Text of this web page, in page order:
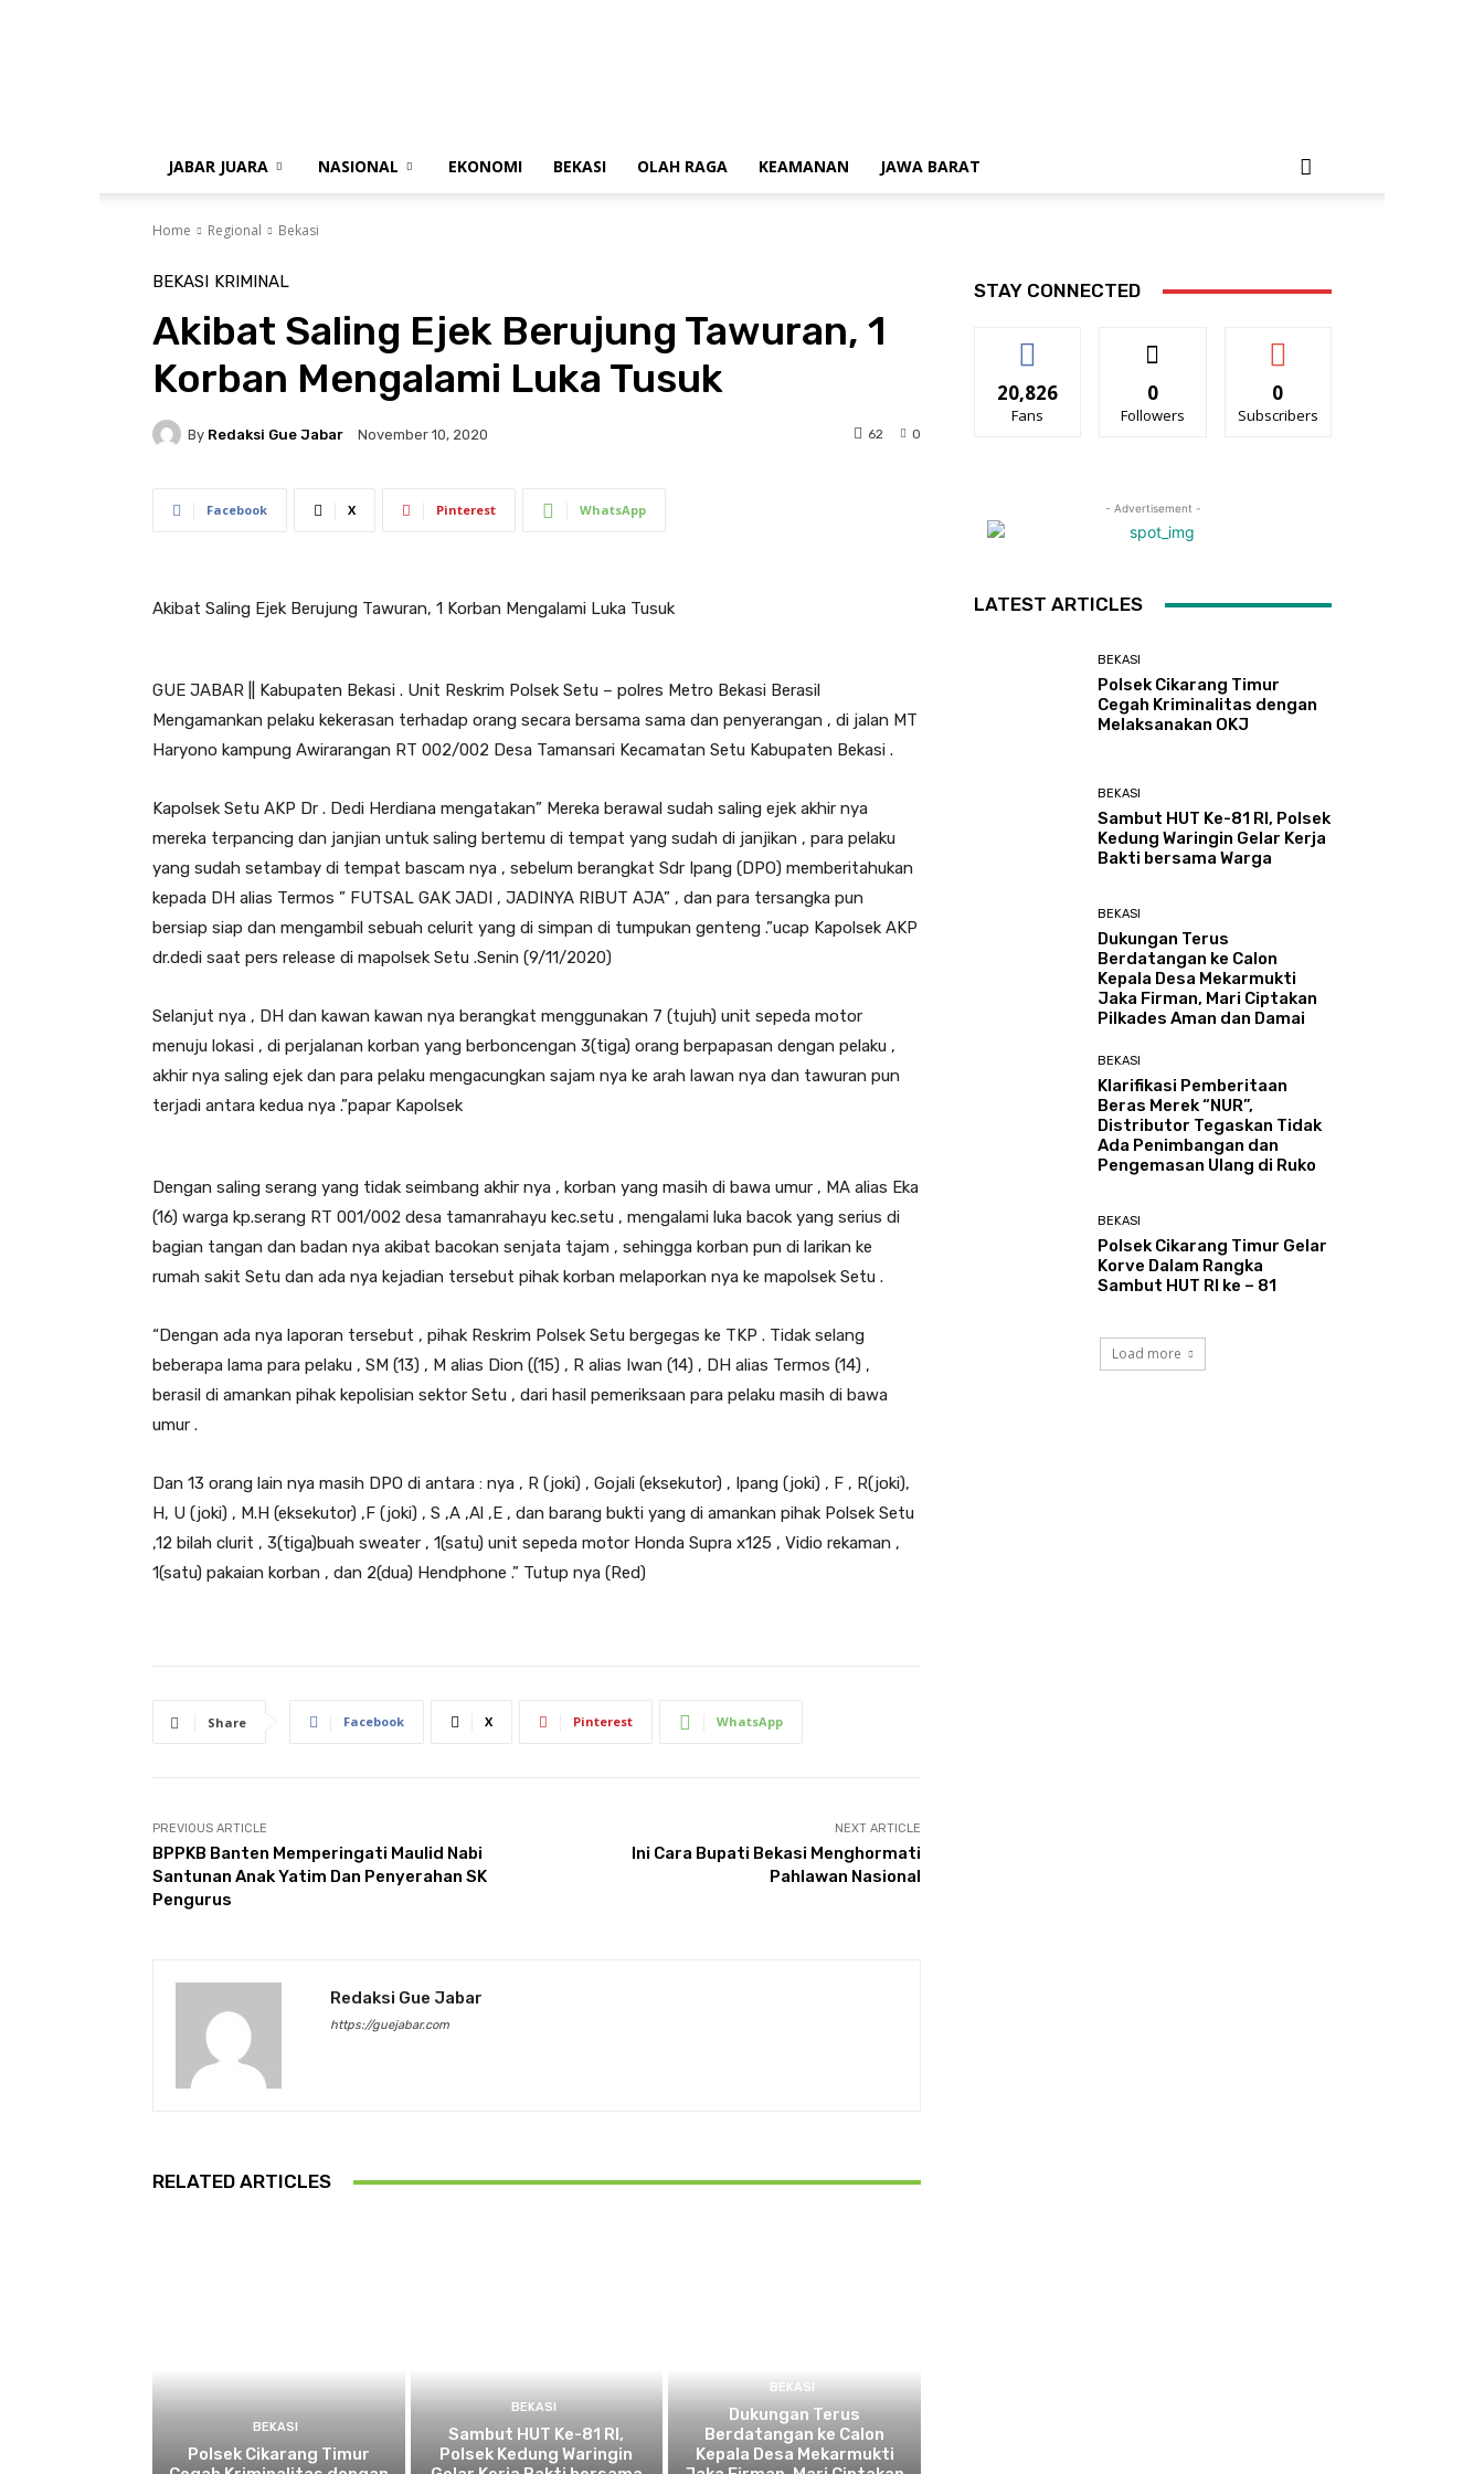
JABAR JUARA NASIONAL EKONOMI BEKASI OLAH RAGA KEAMANAN JAWA BARAT
Home Regional Bekasi
BEKASI KRIMINAL
Akibat Saling Ejek Berujung Tawuran, 1
Korban Mengalami Luka Tusuk
By Redaksi Gue Jabar November 10, 2020 0
62
Facebook X Pinterest WhatsApp
Akibat Saling Ejek Berujung Tawuran, 1 Korban Mengalami Luka Tusuk
GUE JABAR || Kabupaten Bekasi . Unit Reskrim Polsek Setu – polres Metro Bekasi Berasil
Mengamankan pelaku kekerasan terhadap orang secara bersama sama dan penyerangan , di jalan MT
Haryono kampung Awirarangan RT 002/002 Desa Tamansari Kecamatan Setu Kabupaten Bekasi .
Kapolsek Setu AKP Dr . Dedi Herdiana mengatakan” Mereka berawal sudah saling ejek akhir nya
mereka terpancing dan janjian untuk saling bertemu di tempat yang sudah di janjikan , para pelaku
yang sudah setambay di tempat bascam nya , sebelum berangkat Sdr Ipang (DPO) memberitahukan
kepada DH alias Termos ” FUTSAL GAK JADI , JADINYA RIBUT AJA” , dan para tersangka pun
bersiap siap dan mengambil sebuah celurit yang di simpan di tumpukan genteng .”ucap Kapolsek AKP
dr.dedi saat pers release di mapolsek Setu .Senin (9/11/2020)
Selanjut nya , DH dan kawan kawan nya berangkat menggunakan 7 (tujuh) unit sepeda motor
menuju lokasi , di perjalanan korban yang berboncengan 3(tiga) orang berpapasan dengan pelaku ,
akhir nya saling ejek dan para pelaku mengacungkan sajam nya ke arah lawan nya dan tawuran pun
terjadi antara kedua nya .”papar Kapolsek
Dengan saling serang yang tidak seimbang akhir nya , korban yang masih di bawa umur , MA alias Eka
(16) warga kp.serang RT 001/002 desa tamanrahayu kec.setu , mengalami luka bacok yang serius di
bagian tangan dan badan nya akibat bacokan senjata tajam , sehingga korban pun di larikan ke
rumah sakit Setu dan ada nya kejadian tersebut pihak korban melaporkan nya ke mapolsek Setu .
“Dengan ada nya laporan tersebut , pihak Reskrim Polsek Setu bergegas ke TKP . Tidak selang
beberapa lama para pelaku , SM (13) , M alias Dion ((15) , R alias Iwan (14) , DH alias Termos (14) ,
berasil di amankan pihak kepolisian sektor Setu , dari hasil pemeriksaan para pelaku masih di bawa
umur .
Dan 13 orang lain nya masih DPO di antara : nya , R (joki) , Gojali (eksekutor) , Ipang (joki) , F , R(joki),
H, U (joki) , M.H (eksekutor) ,F (joki) , S ,A ,Al ,E , dan barang bukti yang di amankan pihak Polsek Setu
,12 bilah clurit , 3(tiga)buah sweater , 1(satu) unit sepeda motor Honda Supra x125 , Vidio rekaman ,
1(satu) pakaian korban , dan 2(dua) Hendphone .” Tutup nya (Red)
Share Facebook X Pinterest WhatsApp
PREVIOUS ARTICLE
BPPKB Banten Memperingati Maulid Nabi
Santunan Anak Yatim Dan Penyerahan SK
Pengurus
NEXT ARTICLE
Ini Cara Bupati Bekasi Menghormati
Pahlawan Nasional
Redaksi Gue Jabar
https://guejabar.com
RELATED ARTICLES
BEKASI
Polsek Cikarang Timur
BEKASI
Sambut HUT Ke-81 RI,
Polsek Kedung Waringin
BEKASI
Dukungan Terus
Berdatangan ke Calon
Kepala Desa Mekarmukti
STAY CONNECTED
20,826
Fans
0
Followers
0
Subscribers
- Advertisement -
LATEST ARTICLES
BEKASI
Polsek Cikarang Timur
Cegah Kriminalitas dengan
Melaksanakan OKJ
BEKASI
Sambut HUT Ke-81 RI, Polsek
Kedung Waringin Gelar Kerja
Bakti bersama Warga
BEKASI
Dukungan Terus
Berdatangan ke Calon
Kepala Desa Mekarmukti
Jaka Firman, Mari Ciptakan
Pilkades Aman dan Damai
BEKASI
Klarifikasi Pemberitaan
Beras Merek “NUR”,
Distributor Tegaskan Tidak
Ada Penimbangan dan
Pengemasan Ulang di Ruko
BEKASI
Polsek Cikarang Timur Gelar
Korve Dalam Rangka
Sambut HUT RI ke – 81
Load more